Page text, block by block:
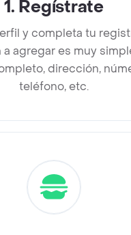
1. Regístrate
y completa tu
agregar es muy
dirección,
teléfono, etc.